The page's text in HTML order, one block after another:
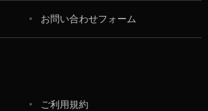
お問い合わせフォーム
ご利用規約